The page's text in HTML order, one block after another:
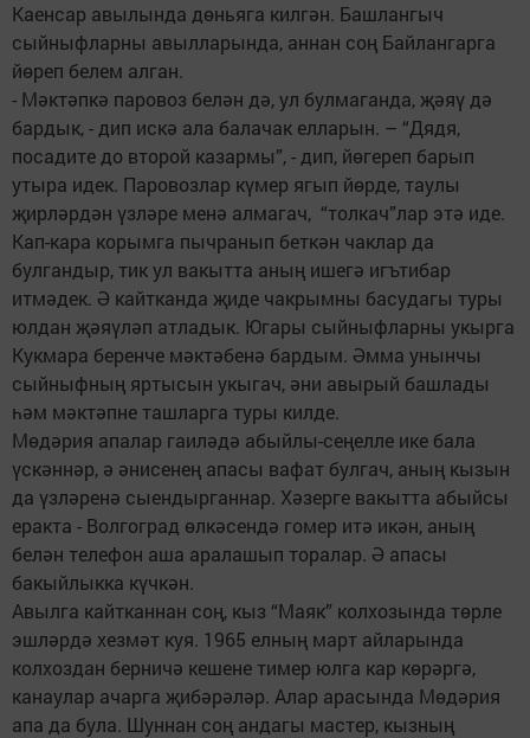
Каенсар авылында дөньяга килгән. Башлангыч
сыйныфларны авылларында, аннан соң Байлангарга
йөреп белем алган.
- Мәктәпкә паровоз белән дә, ул булмаганда, җәяү дә
бардык, - дип искә ала балачак елларын. – “Дядя,
посадите до второй казармы”, - дип, йөгереп барып
утыра идек. Паровозлар күмер ягып йөрде, таулы
җирләрдән үзләре менә алмагач, “толкач”лар этә иде.
Кап-кара корымга пычранып беткән чаклар да
булгандыр, тик ул вакытта аның ишегә игътибар
итмәдек. Ә кайтканда җиде чакрымны басудагы туры
юлдан җәяүләп атладык. Югары сыйныфларны укырга
Кукмара беренче мәктәбенә бардым. Әмма унынчы
сыйныфның яртысын укыгач, әни авырый башлады
һәм мәктәпне ташларга туры килде.
Мөдәрия апалар гаиләдә абыйлы-сеңелле ике бала
үскәннәр, ә әнисенең апасы вафат булгач, аның кызын
да үзләренә сыендырганнар. Хәзерге вакытта абыйсы
еракта - Волгоград өлкәсендә гомер итә икән, аның
белән телефон аша аралашып торалар. Ә апасы
бакыйлыкка күчкән.
Авылга кайтканнан соң, кыз “Маяк” колхозында төрле
эшләрдә хезмәт куя. 1965 елның март айларында
колхоздан берничә кешене тимер юлга кар көрәргә,
канаулар ачарга җибәрәләр. Алар арасында Мөдәрия
апа да була. Шуннан соң андагы мастер, кызның